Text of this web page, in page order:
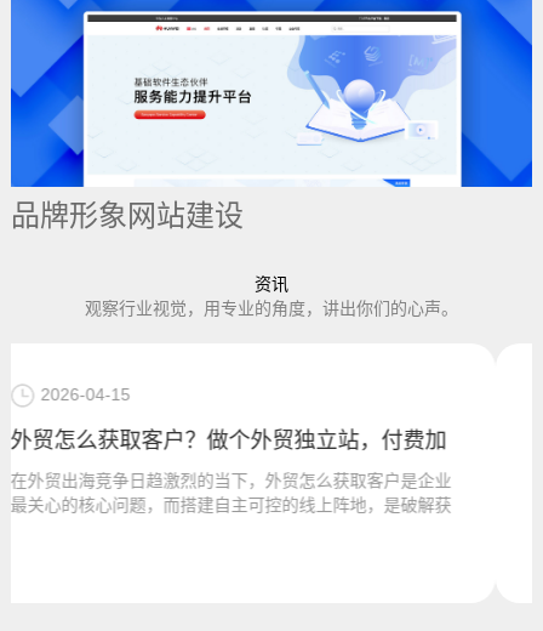
品牌形象网站建设
资讯
观察行业视觉，用专业的角度，讲出你们的心声。
费加
是企业
破解获
品牌独立站搭建，找维仆信息技术
定制化开发能力不同行业、不同发展阶段的品牌，对
的需求差异巨大。维仆信息技术拒绝“模板化”服务，